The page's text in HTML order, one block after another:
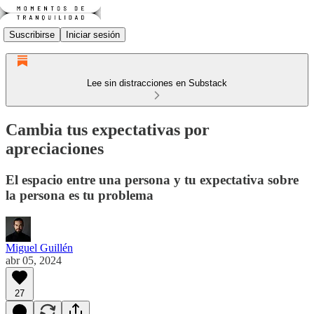
Suscribirse Iniciar sesión
Lee sin distracciones en Substack
Cambia tus expectativas por
apreciaciones
El espacio entre una persona y tu expectativa sobre
la persona es tu problema
Miguel Guillén
abr 05, 2024
27